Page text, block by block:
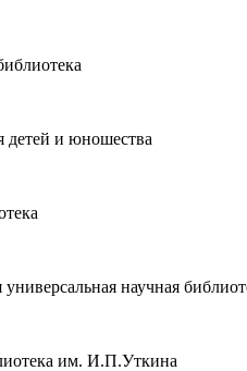
детей и юношества
универсальная научная
им. И.П.Уткина